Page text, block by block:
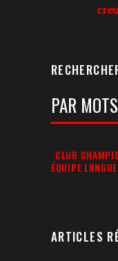
Votre
Recherche:
CLUB
ÉQUIPE
ARTICLES